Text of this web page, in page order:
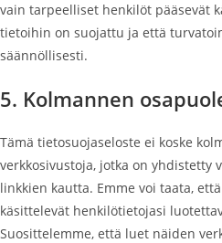
vain tarpeelliset henkilöt pääsevät
tietoihin on suojattu ja että
säännöllisesti.
5. Kolmannen
Tämä tietosuojaseloste ei koske
verkkosivustoja, jotka on yhdistetty
linkkien kautta. Emme voi taata,
käsittelevät henkilötietojasi
Suosittelemme, että luet näiden